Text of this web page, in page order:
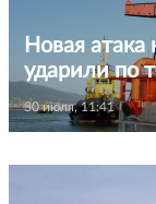
Новая
ударили по
30 июля, 11:41